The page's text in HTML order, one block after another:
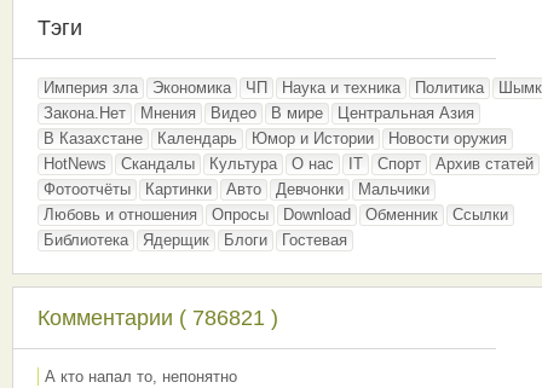
Тэги
Империя зла Экономика ЧП Наука и техника Политика
Закона.Нет
Мнения Видео В мире
Центральная Азия
В Казахстане
Календарь Юмор и Истории
Новости оружия
HotNews
Скандалы Культура О нас IT Спорт
Архив статей
Фотоотчёты
Картинки Авто Девчонки
Мальчики
Любовь и отношения
Опросы Download Обменник
Ссылки
Библиотека
Ядерщик Блоги Гостевая
Комментарии ( 786821 )
А кто напал то, непонятно